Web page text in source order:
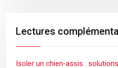
Lectures
Isoler un chien‑assis :